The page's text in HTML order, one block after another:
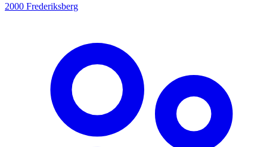
2000 Frederiksberg